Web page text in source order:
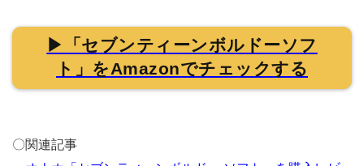
▶「セブンティーンボルドーソフ
ト」をAmazonでチェックする
〇関連記事